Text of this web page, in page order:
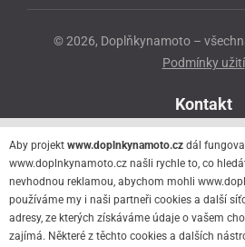
© 2026, Doplňkynamoto –
Podmínky užití
Kontakt
Přeloučská 86
530 06 Pardubice -
776 056 073
Aby projekt www.doplnkynamoto.cz dál
www.doplnkynamoto.cz našli rychle to, co
nevhodnou reklamou, abychom mohli
používáme my i naši partneři cookies a další
adresy, ze kterých získáváme údaje o vašem
zajímá. Některé z těchto cookies a dalších